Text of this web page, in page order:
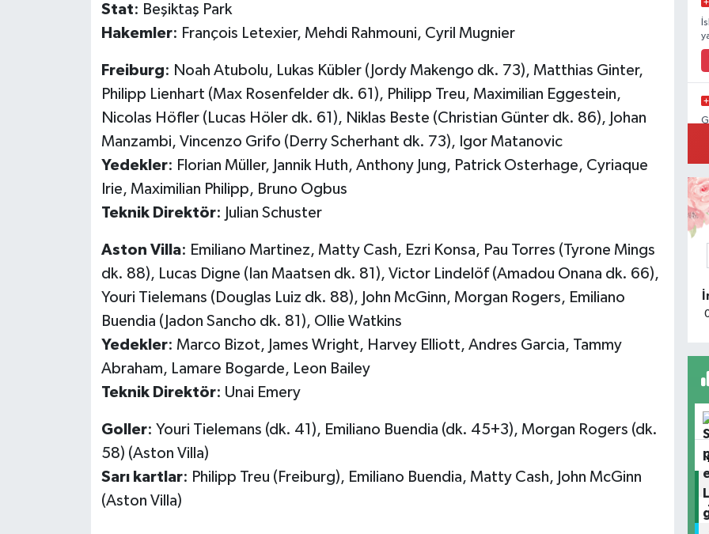
Stat: Beşiktaş Park
Hakemler: François Letexier, Mehdi Rahmouni, Cyril Mugnier
Freiburg: Noah Atubolu, Lukas Kübler (Jordy Makengo dk. 73), Matthias Ginter,
Philipp Lienhart (Max Rosenfelder dk. 61), Philipp Treu, Maximilian Eggestein,
Nicolas Höfler (Lucas Höler dk. 61), Niklas Beste (Christian Günter dk. 86), Johan
Manzambi, Vincenzo Grifo (Derry Scherhant dk. 73), Igor Matanovic
Yedekler: Florian Müller, Jannik Huth, Anthony Jung, Patrick Osterhage, Cyriaque
Irie, Maximilian Philipp, Bruno Ogbus
Teknik Direktör: Julian Schuster
Aston Villa: Emiliano Martinez, Matty Cash, Ezri Konsa, Pau Torres (Tyrone Mings
dk. 88), Lucas Digne (Ian Maatsen dk. 81), Victor Lindelöf (Amadou Onana dk. 66),
Youri Tielemans (Douglas Luiz dk. 88), John McGinn, Morgan Rogers, Emiliano
Buendia (Jadon Sancho dk. 81), Ollie Watkins
Yedekler: Marco Bizot, James Wright, Harvey Elliott, Andres Garcia, Tammy
Abraham, Lamare Bogarde, Leon Bailey
Teknik Direktör: Unai Emery
Goller: Youri Tielemans (dk. 41), Emiliano Buendia (dk. 45+3), Morgan Rogers (dk.
58) (Aston Villa)
Sarı kartlar: Philipp Treu (Freiburg), Emiliano Buendia, Matty Cash, John McGinn
(Aston Villa)